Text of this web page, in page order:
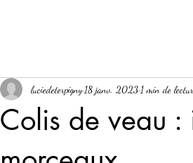
Colis de veau :
luciedeterpigny 18 janv. 2023 1 min de